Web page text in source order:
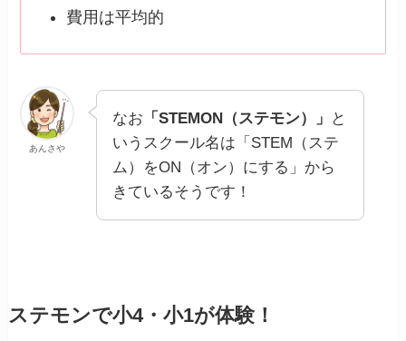
費用は平均的
あんさや
なお 「STEMON（ステモン）」
と
いうスクール名は「STEM（ステ
ム）をON（オン）にする」から
きているそうです！
ステモンで小4・小1が体験！